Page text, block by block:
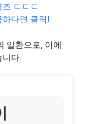
ㄷㄷㄷ
다면 클릭!
일환으로, 이에
다.